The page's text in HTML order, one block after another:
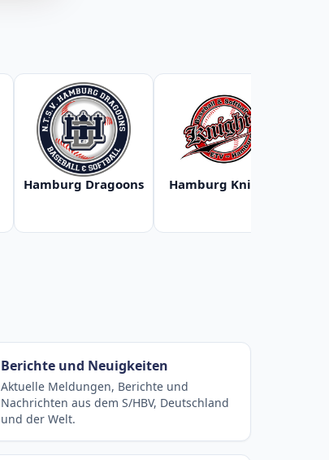
Hamburg Dragoons Hamburg Knights
Berichte und Neuigkeiten
Aktuelle Meldungen, Berichte und
Nachrichten aus dem S/HBV, Deutschland
und der Welt.